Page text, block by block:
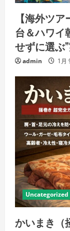
【海外ツ
台＆ハワ
せずに選ぶ
admin 1月
Uncategorized
かいまき（